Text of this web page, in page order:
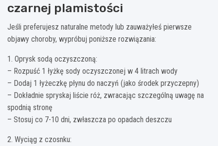
czarnej plamistości
Jeśli preferujesz naturalne metody lub zauważyłeś pierwsze
objawy choroby, wypróbuj poniższe rozwiązania:
1. Oprysk sodą oczyszczoną:
– Rozpuść 1 łyżkę sody oczyszczonej w 4 litrach wody
– Dodaj 1 łyżeczkę płynu do naczyń (jako środek przyczepny)
– Dokładnie spryskaj liście róż, zwracając szczególną uwagę na
spodnią stronę
– Stosuj co 7-10 dni, zwłaszcza po opadach deszczu
2. Wyciąg z czosnku: